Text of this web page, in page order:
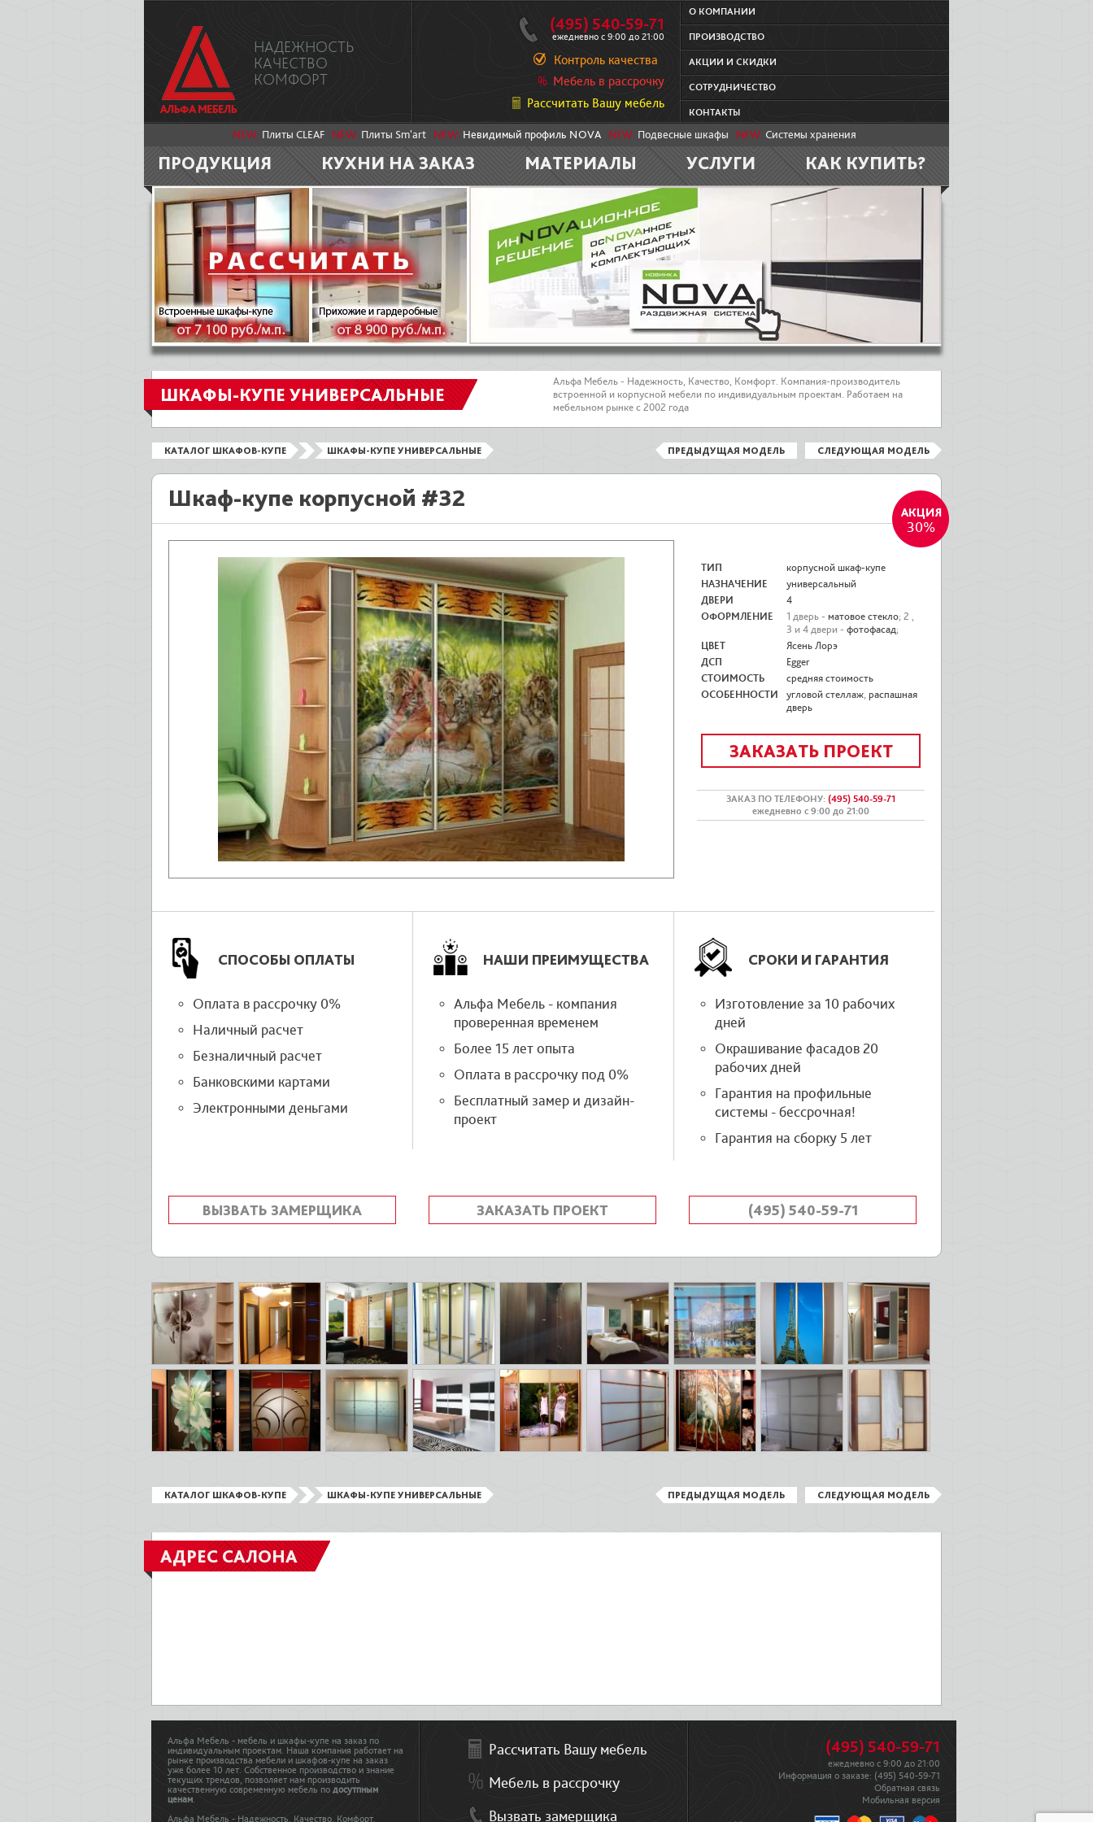
НАДЕЖНОСТЬ
КАЧЕСТВО
КОМФОРТ
(495) 540-59-71
ежедневно с 9:00 до 21:00
Контроль качества
Мебель в рассрочку
Рассчитать Вашу мебель
О КОМПАНИИ
ПРОИЗВОДСТВО
АКЦИИ И СКИДКИ
СОТРУДНИЧЕСТВО
КОНТАКТЫ
NEW: Плиты CLEAF NEW: Плиты Sm'art NEW: Невидимый профиль NOVA NEW: Подвесные шкафы NEW: Системы хранения
ПРОДУКЦИЯ КУХНИ НА ЗАКАЗ МАТЕРИАЛЫ УСЛУГИ КАК КУПИТЬ?
ШКАФЫ-КУПЕ УНИВЕРСАЛЬНЫЕ
Альфа Мебель - Надежность, Качество, Комфорт. Компания-производитель
встроенной и корпусной мебели по индивидуальным проектам. Работаем на
мебельном рынке с 2002 года
КАТАЛОГ ШКАФОВ-КУПЕ ШКАФЫ-КУПЕ УНИВЕРСАЛЬНЫЕ ПРЕДЫДУЩАЯ МОДЕЛЬ СЛЕДУЮЩАЯ МОДЕЛЬ
Шкаф-купе корпусной #32
ТИП
корпусной шкаф-купе
НАЗНАЧЕНИЕ
универсальный
ДВЕРИ
4
ОФОРМЛЕНИЕ
1 дверь - матовое стекло; 2 ,
3 и 4 двери - фотофасад;
ЦВЕТ
Ясень Лорэ
ДСП
Egger
СТОИМОСТЬ
средняя стоимость
ОСОБЕННОСТИ
угловой стеллаж, распашная
дверь
ЗАКАЗАТЬ ПРОЕКТ
ЗАКАЗ ПО ТЕЛЕФОНУ: (495) 540-59-71
ежедневно с 9:00 до 21:00
30%
СПОСОБЫ ОПЛАТЫ
Оплата в рассрочку 0%
Наличный расчет
Безналичный расчет
Банковскими картами
Электронными деньгами
НАШИ ПРЕИМУЩЕСТВА
Альфа Мебель - компания
проверенная временем
Более 15 лет опыта
Оплата в рассрочку под 0%
Бесплатный замер и дизайн-
проект
СРОКИ И ГАРАНТИЯ
Изготовление за 10 рабочих
дней
Окрашивание фасадов 20
рабочих дней
Гарантия на профильные
системы - бессрочная!
Гарантия на сборку 5 лет
ВЫЗВАТЬ ЗАМЕРЩИКА ЗАКАЗАТЬ ПРОЕКТ (495) 540-59-71
КАТАЛОГ ШКАФОВ-КУПЕ ШКАФЫ-КУПЕ УНИВЕРСАЛЬНЫЕ ПРЕДЫДУЩАЯ МОДЕЛЬ СЛЕДУЮЩАЯ МОДЕЛЬ
АДРЕС САЛОНА
Альфа Мебель - мебель и шкафы-купе на заказ по
индивидуальным проектам. Наша компания работает на
рынке производства мебели и шкафов-купе на заказ
уже более 10 лет. Собственное производство и знание
текущих трендов, позволяет нам производить
качественную современную мебель по досутпным
ценам.
Альфа Мебель - Надежность. Качество. Комфорт.
Рассчитать Вашу мебель
Мебель в рассрочку
Вызвать замерщика
(495) 540-59-71
ежедневно с 9:00 до 21:00
Информация о заказе: (495) 540-59-71
Обратная связь
Мобильная версия